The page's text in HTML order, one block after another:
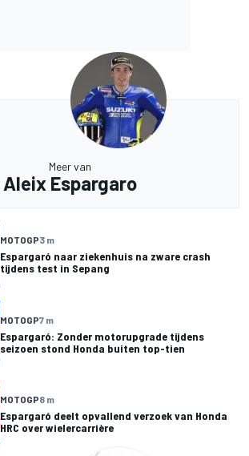
Meer van
Aleix Espargaro
MOTOGP3 m
Espargaró naar ziekenhuis na zware crash
tijdens test in Sepang
MOTOGP7 m
Espargaró: Zonder motorupgrade tijdens
seizoen stond Honda buiten top-tien
MOTOGP8 m
Espargaró deelt opvallend verzoek van Honda
HRC over wielercarrière